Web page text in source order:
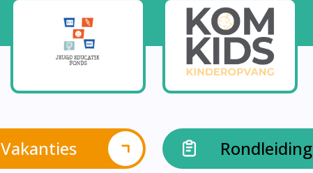
Vakanties Rondleiding